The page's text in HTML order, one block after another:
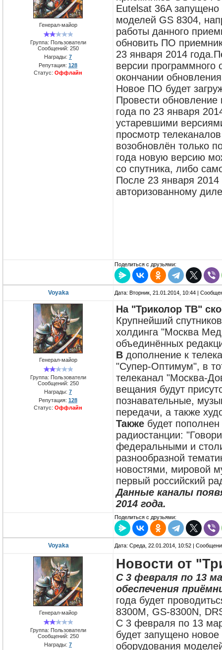
Генерал-майор
Группа: Пользователи
Сообщений: 250
Награды: 7
Репутация: 128
Статус: Оффлайн
Eutelsat 36A
моделей GS 8304,
работы данного
обновить ПО
23 января 2014
версии
окончании
Новое ПО будет
Провести
года по 23 января
устаревшими
просмотр
возобновлён только
года новую версию
со спутника, либо
После 23 января
авторизованному
Поделиться с друзьями:
Voyaka Дата: Вторник, 21.01.2014, 10:44 |
Генерал-майор
Группа: Пользователи
Сообщений: 250
Награды: 7
Репутация: 128
Статус: Оффлайн
На "Триколор ТВ"
Крупнейший
холдинга "Москва
объединённых
В дополнение к
"Супер-Оптимум", в
телеканал "Москва-
вещания будут
познавательные,
передачи, а также
Также будет
радиостанции:
федеральными и
разнообразной
новостями, мировой
первый российский
Данные каналы
2014 года.
Поделиться с друзьями:
Voyaka Дата: Среда, 22.01.2014, 10:52 |
Генерал-майор
Группа: Пользователи
Сообщений: 250
Награды: 7
Новости от
С 3 февраля по 13
обеспечения
года будет
8300M, GS-8300N,
С 3 февраля по 13
будет запущено
оборудования